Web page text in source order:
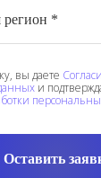
вы даете
и
Оставить